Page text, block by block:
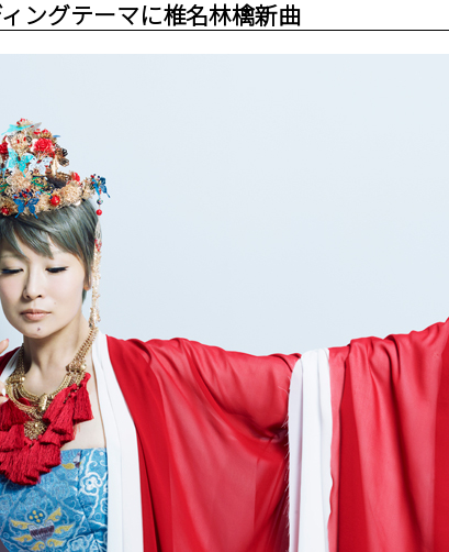
ングテーマに椎名林檎新曲